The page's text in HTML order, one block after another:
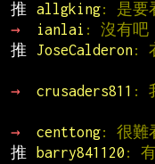
推
allgking: 是要
→
ianlai : 沒有吧
推
JoseCalderon:
→
crusaders811 :
→
centtong: 很難
推
barry841120 :